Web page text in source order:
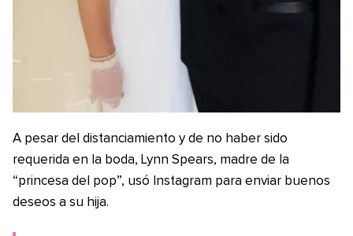
A pesar del distanciamiento y de no haber sido
requerida en la boda, Lynn Spears, madre de la
“princesa del pop”, usó Instagram para enviar buenos
deseos a su hija.